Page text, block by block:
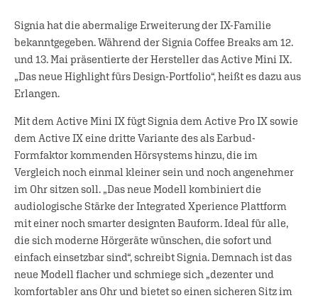
Signia hat die abermalige Erweiterung der IX-Familie
bekanntgegeben. Während der Signia Coffee Breaks am 12.
und 13. Mai präsentierte der Hersteller das Active Mini IX.
„Das neue Highlight fürs Design-Portfolio“, heißt es dazu aus
Erlangen.
Mit dem Active Mini IX fügt Signia dem Active Pro IX sowie
dem Active IX eine dritte Variante des als Earbud-
Formfaktor kommenden Hörsystems hinzu, die im
Vergleich noch einmal kleiner sein und noch angenehmer
im Ohr sitzen soll. „Das neue Modell kombiniert die
audiologische Stärke der Integrated Xperience Plattform
mit einer noch smarter designten Bauform. Ideal für alle,
die sich moderne Hörgeräte wünschen, die sofort und
einfach einsetzbar sind“, schreibt Signia. Demnach ist das
neue Modell flacher und schmiege sich „dezenter und
komfortabler ans Ohr und bietet so einen sicheren Sitz im